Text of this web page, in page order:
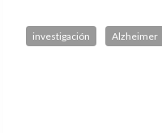
investigación Alzheimer